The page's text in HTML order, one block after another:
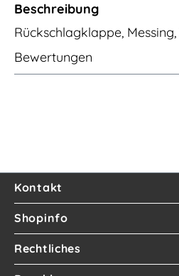
Beschreibung
Rückschlagklappe,
Bewertungen
Kontakt
Shopinfo
Rechtliches